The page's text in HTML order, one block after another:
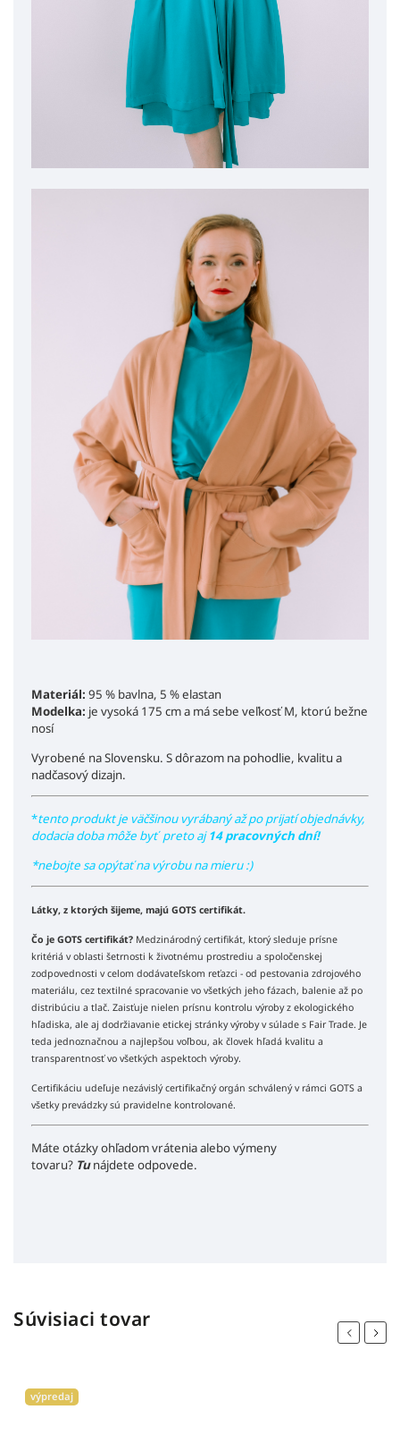
Materiál: 95 % bavlna, 5 % elastan
Modelka: je vysoká 175 cm a má sebe veľkosť M, ktorú bežne
nosí
Vyrobené na Slovensku. S dôrazom na pohodlie, kvalitu a
nadčasový dizajn.
*tento produkt je väčšinou vyrábaný až po prijatí objednávky,
dodacia doba môže byť preto aj14 pracovných dní!
*nebojte sa opýtať na výrobu na mieru :)
Látky, z ktorých šijeme, majú GOTS certifikát.
Čo je GOTS certifikát? Medzinárodný certifikát, ktorý sleduje prísne
kritériá v oblasti šetrnosti k životnému prostrediu a spoločenskej
zodpovednosti v celom dodávateľskom reťazci - od pestovania zdrojového
materiálu, cez textilné spracovanie vo všetkých jeho fázach, balenie až po
distribúciu a tlač. Zaisťuje nielen prísnu kontrolu výroby z ekologického
hľadiska, ale aj dodržiavanie etickej stránky výroby v súlade s Fair Trade. Je
teda jednoznačnou a najlepšou voľbou, ak človek hľadá kvalitu a
transparentnosť vo všetkých aspektoch výroby.
Certifikáciu udeľuje nezávislý certifikačný orgán schválený v rámci GOTS a
všetky prevádzky sú pravidelne kontrolované.
Máte otázky ohľadom vrátenia alebo výmeny
tovaru? Tunájdete odpovede.
Súvisiaci tovar
Previous
bestseller
Next